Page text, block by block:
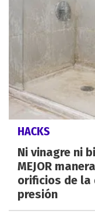
HACKS
Ni vinagre ni
MEJOR
orificios de la
presión